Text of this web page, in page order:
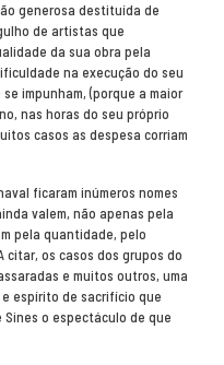
generosa destituída de
de artistas que
da sua obra pela
na execução do seu
impunham, (porque a maior
nas horas do seu próprio
casos as despesa corriam
ficaram inúmeros nomes
valem, não apenas pela
pela quantidade, pelo
citar, os casos dos grupos do
e muitos outros, uma
espírito de sacrifício que
Sines o espectáculo de que